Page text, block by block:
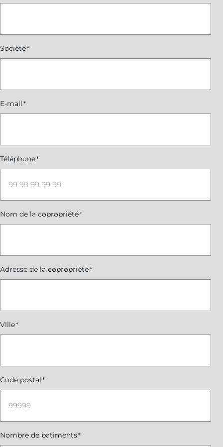
Société*
E-mail*
Téléphone*
Nom de la copropriété*
Adresse de la copropriété*
Ville*
Code postal*
Nombre de batiments*